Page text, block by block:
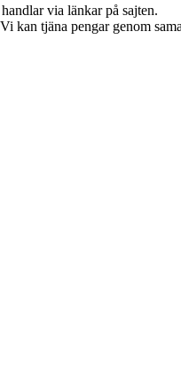
via länkar på sajten.
tjäna pengar genom